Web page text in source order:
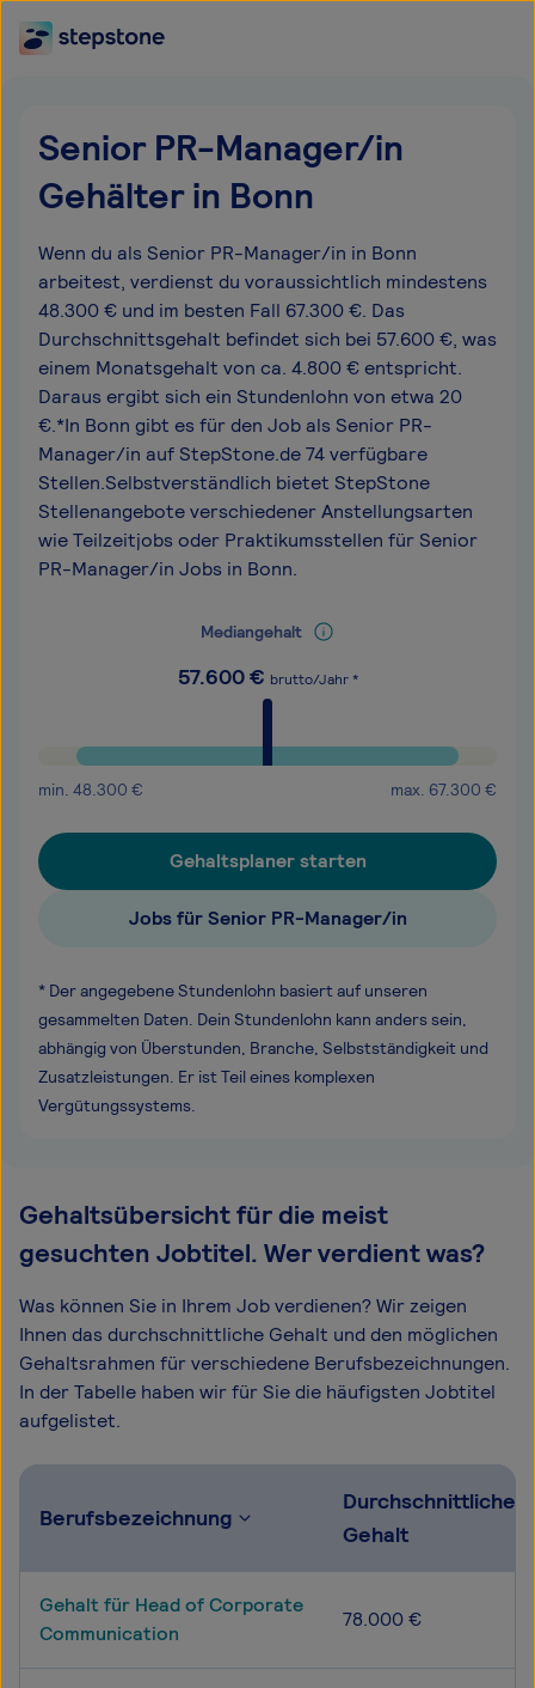
Senior PR-Manager/in
Gehälter in Bonn
Wenn du als Senior PR-Manager/in in Bonn
arbeitest, verdienst du voraussichtlich mindestens
48.300 € und im besten Fall 67.300 €. Das
Durchschnittsgehalt befindet sich bei 57.600 €, was
einem Monatsgehalt von ca. 4.800 € entspricht.
Daraus ergibt sich ein Stundenlohn von etwa 20
€.*In Bonn gibt es für den Job als Senior PR-
Manager/in auf StepStone.de 74 verfügbare
Stellen.Selbstverständlich bietet StepStone
Stellenangebote verschiedener Anstellungsarten
wie Teilzeitjobs oder Praktikumsstellen für Senior
PR-Manager/in Jobs in Bonn.
Mediangehalt
57.600€ brutto/Jahr *
min. 48.300 € max. 67.300 €
Gehaltsplaner starten
Jobs für Senior PR-Manager/in
* Der angegebene Stundenlohn basiert auf unseren
gesammelten Daten. Dein Stundenlohn kann anders sein,
abhängig von Überstunden, Branche, Selbstständigkeit und
Zusatzleistungen. Er ist Teil eines komplexen
Vergütungssystems.
Gehaltsübersicht für die meist
gesuchten Jobtitel. Wer verdient was?
Was können Sie in Ihrem Job verdienen? Wir zeigen
Ihnen das durchschnittliche Gehalt und den möglichen
Gehaltsrahmen für verschiedene Berufsbezeichnungen.
In der Tabelle haben wir für Sie die häufigsten Jobtitel
aufgelistet.
Berufsbezeichnung
Durchschnittliches
Gehalt
Gehalt für Head of Corporate
Communication
78.000 €